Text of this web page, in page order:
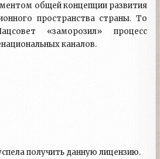
общей концепции развития
пространства страны. То
«заморозил» процесс
каналов.
получить данную лицензию.